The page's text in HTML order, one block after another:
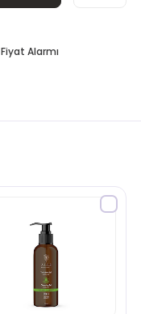
Fiyat Alarmı